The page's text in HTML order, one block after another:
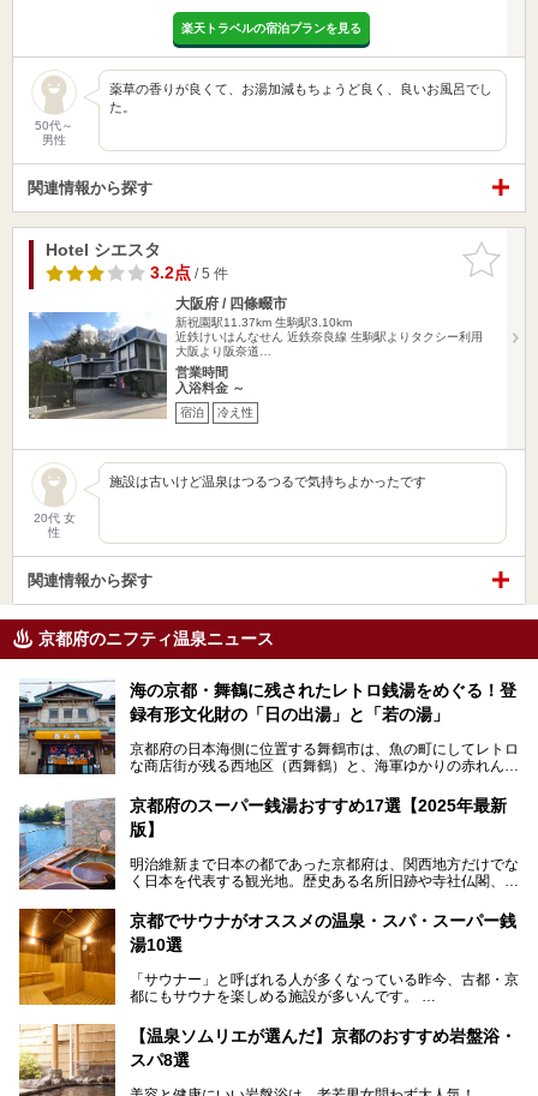
楽天トラベルの宿泊プランを見る
50代～
男性
薬草の香りが良くて、お湯加減もちょうど良く、良いお風呂でし
た。
関連情報から探す
お気に入
りに追加
Hotel シエスタ
3.2点/ 5 件
大阪府 / 四條畷市
新祝園駅11.37km 生駒駅3.10km
近鉄けいはんなせん 近鉄奈良線 生駒駅よりタクシー利用
大阪より阪奈道…
営業時間
入浴料金 ～
宿泊 冷え性
20代 女
性
施設は古いけど温泉はつるつるで気持ちよかったです
関連情報から探す
京都府のニフティ温泉ニュース
海の京都・舞鶴に残されたレトロ銭湯をめぐる！登
録有形文化財の「日の出湯」と「若の湯」
京都府の日本海側に位置する舞鶴市は、魚の町にしてレトロ
な商店街が残る西地区（西舞鶴）と、海軍ゆかりの赤れんが
ます。今回案内するのは西地区に今も残る2軒の銭湯「日の
出湯」と「若の湯」。いずれも国の登録有形文化財に指定さ
れた歴史ある建物でありながら、今も現役のお風呂屋さんで
漁師町や商店街で働く人々を支えてきたこの2軒の銭湯とと
ます。
───
この記事は京都府舞鶴市のPR記事です。
京都府のスーパー銭湯おすすめ17選【2025年最新
版】
明治維新まで日本の都であった京都府は、関西地方だけでな
く日本を代表する観光地。歴史ある名所旧跡や寺社仏閣、そ
今回は、そんな京都府で2025年現在おすすめのスーパー銭
湯を紹介します。
部でレジャー気分を満喫できる温泉施設まで、好みのスーパ
ー銭湯を探してみてくださいね。
京都でサウナがオススメの温泉・スパ・スーパー銭
湯10選
「サウナー」と呼ばれる人が多くなっている昨今、古都・京
都にもサウナを楽しめる施設が多いんです。
自分の好きなサウナを探すのもいいですが、さまざまなサウ
ナを体感してみたいですよね。
【温泉ソムリエが選んだ】京都のおすすめ岩盤浴・
スパ8選